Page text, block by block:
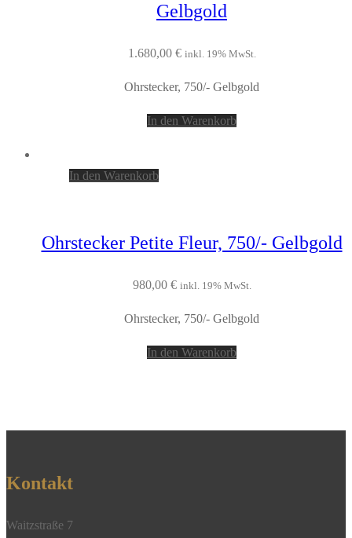
Gelbgold
1.680,00 € inkl. 19% MwSt.
Ohrstecker, 750/- Gelbgold
In den Warenkorb
In den Warenkorb
Ohrstecker Petite Fleur, 750/- Gelbgold
980,00 € inkl. 19% MwSt.
Ohrstecker, 750/- Gelbgold
In den Warenkorb
Kontakt
Waitzstraße 7